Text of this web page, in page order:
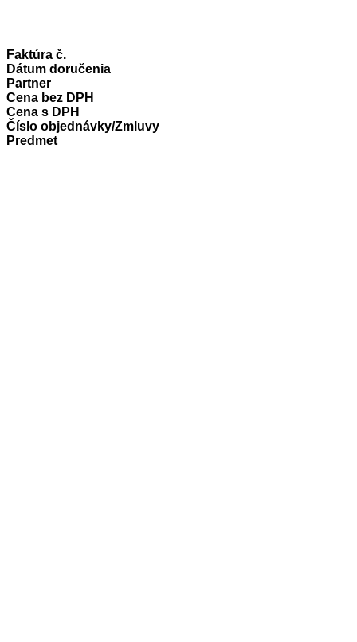
Faktúra č.
Dátum doručenia
Partner
Cena bez DPH
Cena s DPH
Číslo objednávky/Zmluvy
Predmet